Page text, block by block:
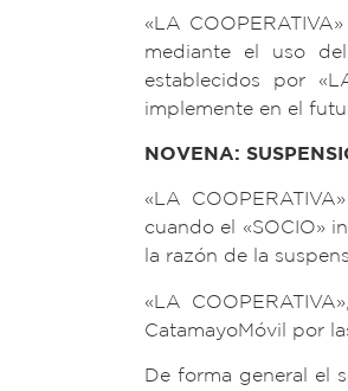
«LA
mediante el uso
establecidos por
implemente en el
NOVENA:
«LA
cuando el «SOCIO»
la razón de la
«LA
CatamayoMóvil por
De forma general el